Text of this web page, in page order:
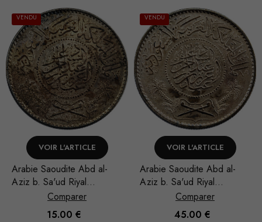
VENDU
VOIR L'ARTICLE
Arabie Saoudite Abd al-
Aziz b. Sa'ud Riyal
1948/AH 1367
Comparer
15.00 €
VENDU
VOIR L'ARTICLE
Arabie Saoudite Abd al-
Aziz b. Sa'ud Riyal
1948/AH 1367
Comparer
45.00 €